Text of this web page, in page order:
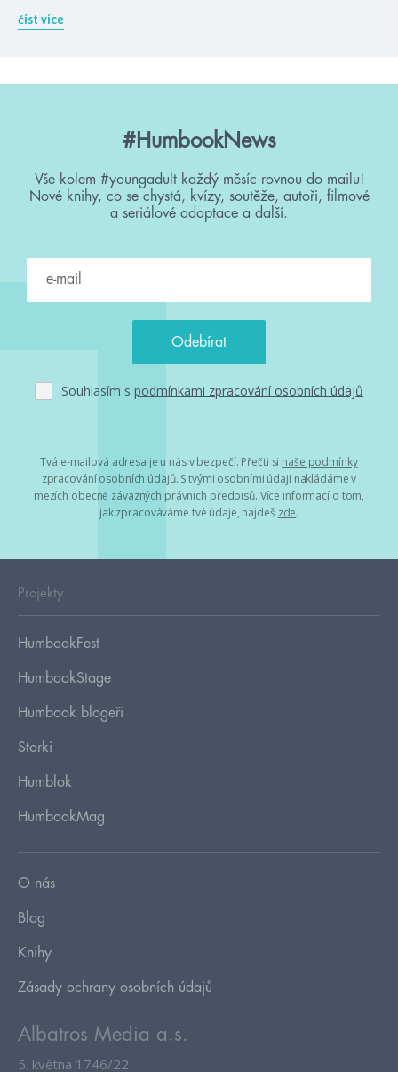
číst více
#HumbookNews
Vše kolem #youngadult každý měsíc rovnou do mailu!
Nové knihy, co se chystá, kvízy, soutěže, autoři, filmové
a seriálové adaptace a další.
Souhlasím s podmínkami zpracování osobních údajů
Tvá e-mailová adresa je u nás v bezpečí. Přečti si naše podmínky
zpracování osobních údajů. S tvými osobními údaji nakládáme v
mezích obecně závazných právních předpisů. Více informací o tom,
jak zpracováváme tvé údaje, najdeš zde.
Projekty
HumbookFest
HumbookStage
Humbook blogeři
Storki
Humblok
HumbookMag
O nás
Blog
Knihy
Zásady ochrany osobních údajů
Albatros Media a.s.
5. května 1746/22